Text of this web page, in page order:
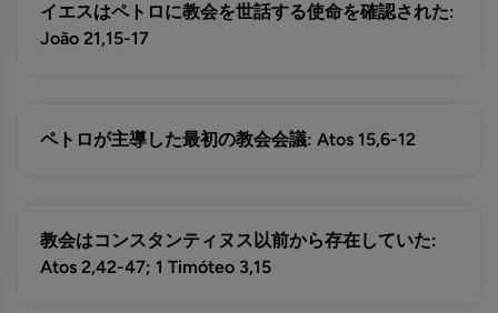
イエスはペトロに教会を世話する使命を確認された:
João 21,15-17
ペトロが主導した最初の教会会議: Atos 15,6-12
教会はコンスタンティヌス以前から存在していた:
Atos 2,42-47; 1 Timóteo 3,15